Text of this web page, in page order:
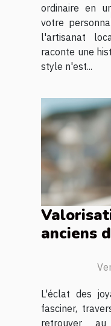
ordinaire en
votre
l'artisanat
raconte une
style n'est...
anciens
L'éclat des
fasciner,
retrouver